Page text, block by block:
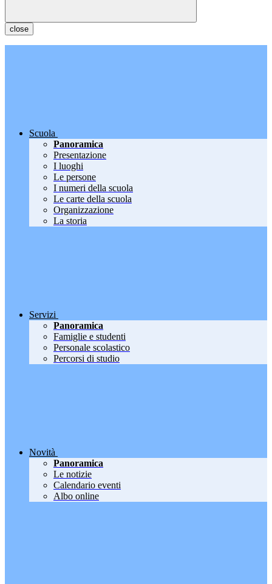
close
Scuola
Panoramica
Presentazione
I luoghi
Le persone
I numeri della scuola
Le carte della scuola
Organizzazione
La storia
Servizi
Panoramica
Famiglie e studenti
Personale scolastico
Percorsi di studio
Novità
Panoramica
Le notizie
Calendario eventi
Albo online